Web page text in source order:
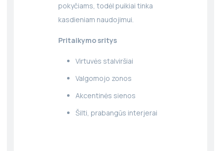
pokyčiams, todėl puikiai tinka
kasdieniam naudojimui.
Pritaikymo sritys
Virtuvės stalviršiai
Valgomojo zonos
Akcentinės sienos
Šilti, prabangūs interjerai